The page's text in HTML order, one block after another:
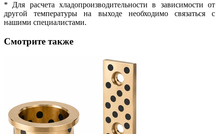
* Для расчета хладопроизводительности в зависимости от
другой температуры на выходе необходимо связаться с
нашими специалистами.
Смотрите также